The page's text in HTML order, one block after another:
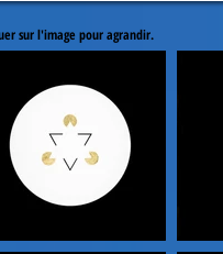
sur l'image pour agrandir.